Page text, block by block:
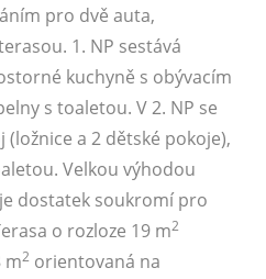
pro dvě auta,
1. NP sestává
kuchyně s obývacím
s toaletou. V 2. NP se
a 2 dětské pokoje),
Velkou výhodou
dostatek soukromí pro
o rozloze 19 m2
m2 orientovaná na